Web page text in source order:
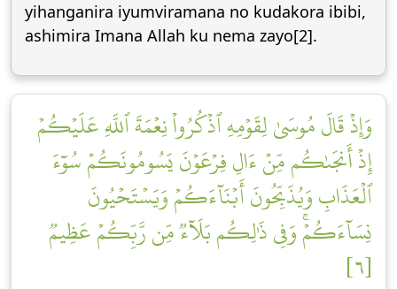
yihanganira iyumviramana no kudakora ibibi,
ashimira Imana Allah ku nema zayo[2].
وَإِذۡ قَالَ مُوسَىٰ لِقَوۡمِهِ ٱذۡكُرُواْ نِعۡمَةَ ٱللَّهِ عَلَيۡكُمۡ
إِذۡ أَنجَىٰكُم مِّنۡ ءَالِ فِرۡعَوۡنَ يَسُومُونَكُمۡ سُوٓءَ
ٱلۡعَذَابِ وَيُذَبِّحُونَ أَبۡنَآءَكُمۡ وَيَسۡتَحۡيُونَ
نِسَآءَكُمۡۚ وَفِي ذَٰلِكُم بَلَآءٞ مِّن رَّبِّكُمۡ عَظِيمٞ
[٦]